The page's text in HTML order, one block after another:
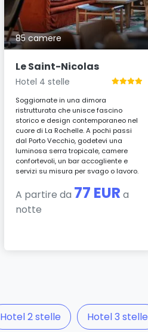
85 camere
Le Saint-Nicolas
Hotel 4 stelle
Soggiornate in una dimora
ristrutturata che unisce fascino
storico e design contemporaneo nel
cuore di La Rochelle. A pochi passi
dal Porto Vecchio, godetevi una
luminosa serra tropicale, camere
confortevoli, un bar accogliente e
servizi su misura per svago o lavoro.
A partire da 77 EUR a
notte
Hotel 2 stelle Hotel 3 stelle